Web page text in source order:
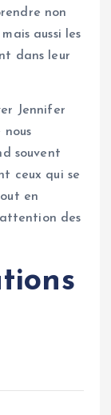
non
aussi les
dans leur
Jennifer
nous
souvent
ceux qui se
en
des